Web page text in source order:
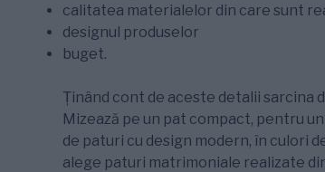
calitatea materialelor din care sunt
designul produselor
buget.
Ţinând cont de aceste detalii sarcina
Mizează pe un pat compact, pentru
de paturi cu design modern, în culori
alege paturi matrimoniale realizate